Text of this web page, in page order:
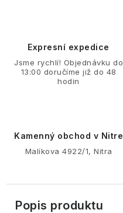
Expresní expedice
Jsme rychlí! Objednávku do
13:00 doručíme již do 48
hodin
Kamenný obchod v Nitre
Malíkova 4922/1, Nitra
Popis produktu